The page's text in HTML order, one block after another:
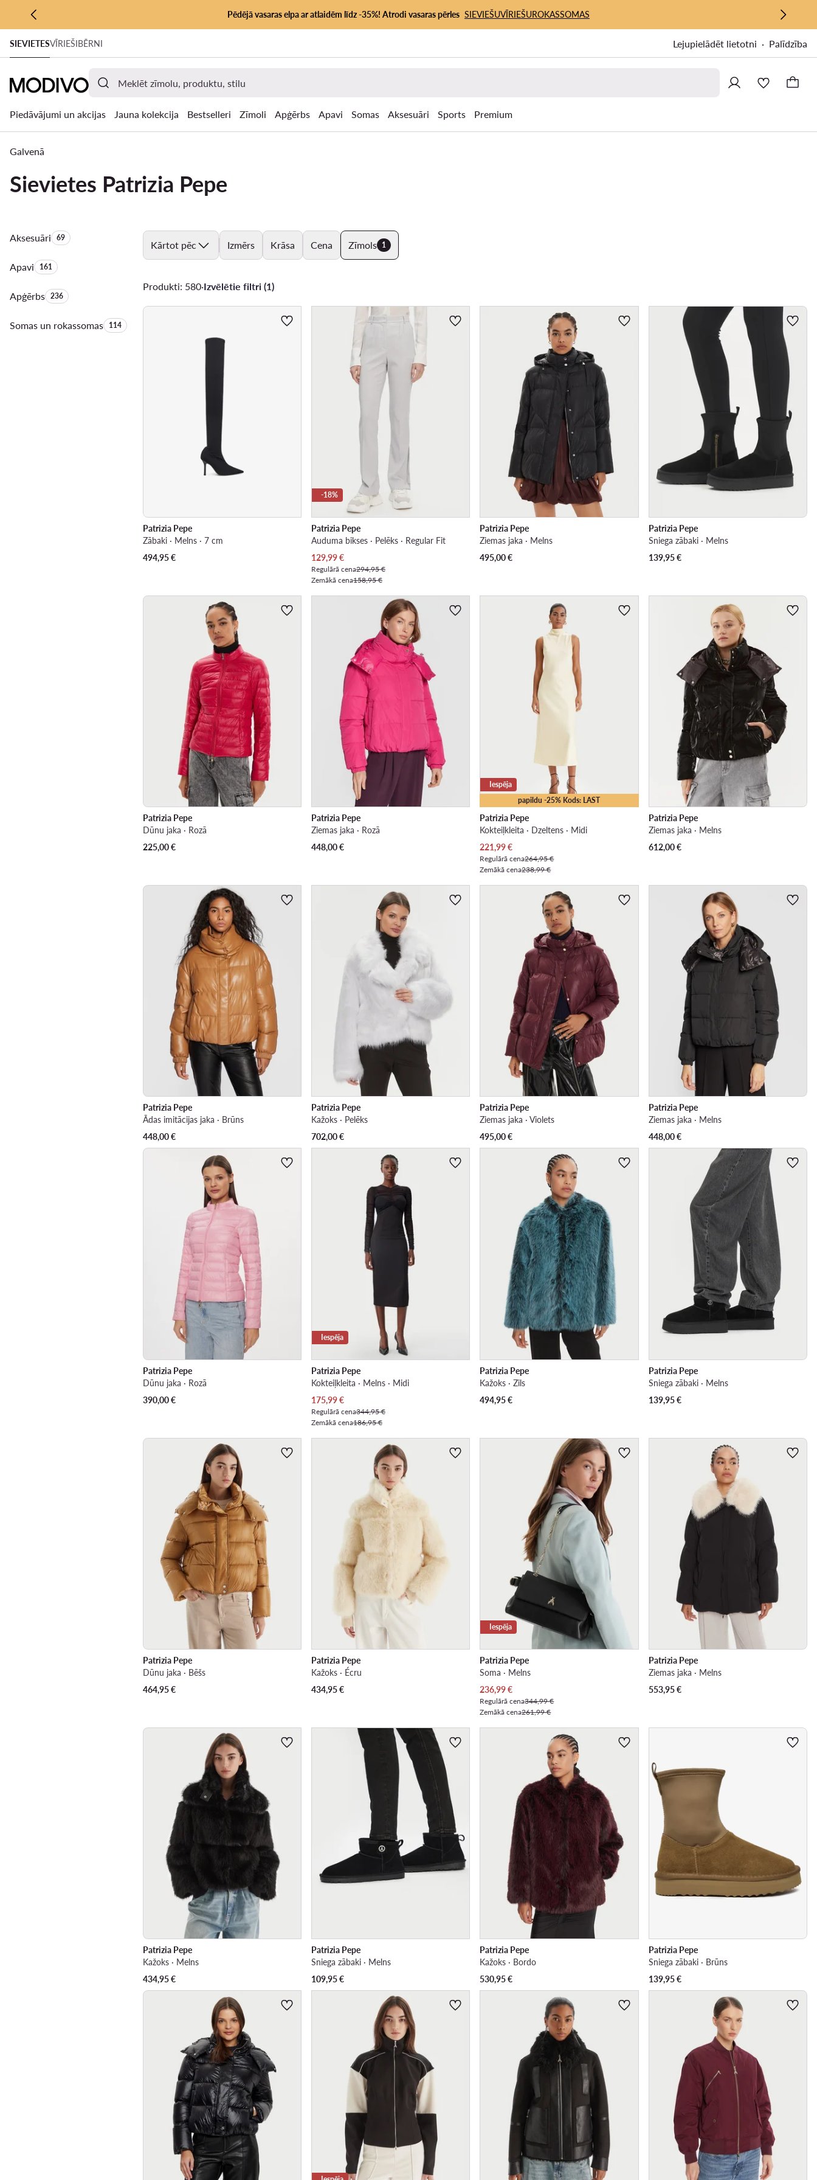
PĀRIET UZ GALVENO SATURU
PĀRIET UZ MEKLĒŠANU
Pēdējā vasaras elpa ar atlaidēm līdz -35%! Atrodi vasaras pērles SIEVIEŠUVĪRIEŠUROKASSOMAS
SIEVIETESVĪRIEŠIBĒRNI Lejupielādēt lietotni Palīdzība
Piedāvājumi un akcijas Jauna kolekcija Bestselleri Zīmoli Apģērbs Apavi Somas Aksesuāri Sports Premium
Galvenā
Sievietes Patrizia Pepe
AksesuāriProduktu skaits:
69
ApaviProduktu skaits:
161
ApģērbsProduktu skaits:
236
Somas un rokassomasProduktu skaits:
114
Kārtot pēc Izmērs Krāsa Cena Zīmols 1
Produkti: 580·Izvēlētie filtri (1)
Patrizia Pepe
Zābaki · Melns · 7 cm
494,95€
-18%
Patrizia Pepe
Auduma bikses · Pelēks · Regular Fit
Pašreizējā cena
129,99€
Regulārā cena294,95 €
Zemākā cena158,95 €
Patrizia Pepe
Ziemas jaka · Melns
495,00€
Patrizia Pepe
Sniega zābaki · Melns
139,95€
Patrizia Pepe
Dūnu jaka · Rozā
225,00€
Patrizia Pepe
Ziemas jaka · Rozā
448,00€
papildu -25% Kods: LAST
Iespēja
Patrizia Pepe
Kokteiļkleita · Dzeltens · Midi
Pašreizējā cena
221,99€
Regulārā cena264,95 €
Zemākā cena238,99 €
Patrizia Pepe
Ziemas jaka · Melns
612,00€
Patrizia Pepe
Ādas imitācijas jaka · Brūns
448,00€
Patrizia Pepe
Kažoks · Pelēks
702,00€
Patrizia Pepe
Ziemas jaka · Violets
495,00€
Patrizia Pepe
Ziemas jaka · Melns
448,00€
Patrizia Pepe
Dūnu jaka · Rozā
390,00€
Iespēja
Patrizia Pepe
Kokteiļkleita · Melns · Midi
Pašreizējā cena
175,99€
Regulārā cena344,95 €
Zemākā cena186,95 €
Patrizia Pepe
Kažoks · Zils
494,95€
Patrizia Pepe
Sniega zābaki · Melns
139,95€
Patrizia Pepe
Dūnu jaka · Bēšs
464,95€
Patrizia Pepe
Kažoks · Écru
434,95€
Iespēja
Patrizia Pepe
Soma · Melns
Pašreizējā cena
236,99€
Regulārā cena344,99 €
Zemākā cena261,99 €
Patrizia Pepe
Ziemas jaka · Melns
553,95€
Patrizia Pepe
Kažoks · Melns
434,95€
Patrizia Pepe
Sniega zābaki · Melns
109,95€
Patrizia Pepe
Kažoks · Bordo
530,95€
Patrizia Pepe
Sniega zābaki · Brūns
139,95€